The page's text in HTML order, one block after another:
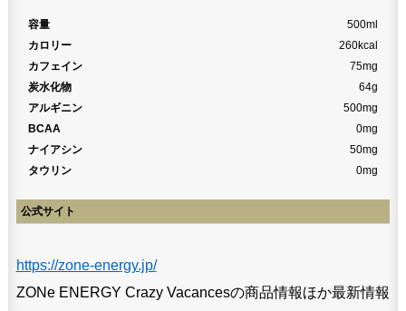
容量
500ml
カロリー
260kcal
カフェイン
75mg
炭水化物
64g
アルギニン
500mg
BCAA
0mg
ナイアシン
50mg
タウリン
0mg
公式サイト
https://zone-energy.jp/
ZONe ENERGY Crazy Vacancesの商品情報ほか最新情報